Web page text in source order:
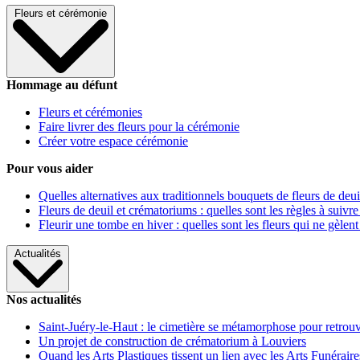
Fleurs et cérémonie
Hommage au défunt
Fleurs et cérémonies
Faire livrer des fleurs pour la cérémonie
Créer votre espace cérémonie
Pour vous aider
Quelles alternatives aux traditionnels bouquets de fleurs de
Fleurs de deuil et crématoriums : quelles sont les règles à
Fleurir une tombe en hiver : quelles sont les fleurs qui ne gèlent
Actualités
Nos actualités
Saint-Juéry-le-Haut : le cimetière se métamorphose pour
Un projet de construction de crématorium à Louviers
Quand les Arts Plastiques tissent un lien avec les Arts